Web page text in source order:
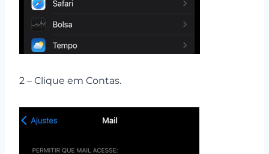
2 – Clique em Contas.